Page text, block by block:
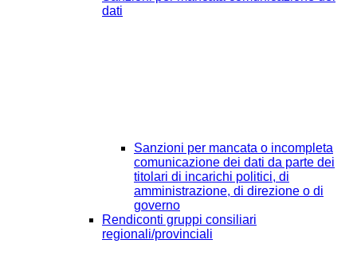
dati
Sanzioni per mancata o incompleta
comunicazione dei dati da parte dei
titolari di incarichi politici, di
amministrazione, di direzione o di
governo
Rendiconti gruppi consiliari
regionali/provinciali